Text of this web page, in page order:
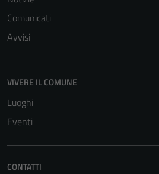
Comunicati
Avvisi
VIVERE IL COMUNE
Luoghi
Eventi
CONTATTI